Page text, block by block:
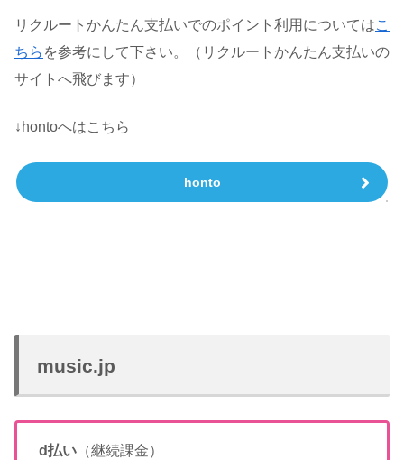
リクルートかんたん支払いでのポイント利用についてはこ
ちら を参考にして下さい。（リクルートかんたん支払いの
サイトへ飛びます）
↓hontoへはこちら
honto
music.jp
d払い （継続課金）